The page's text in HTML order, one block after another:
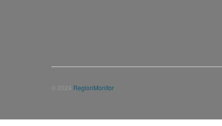
© 2024 RegionMonitor